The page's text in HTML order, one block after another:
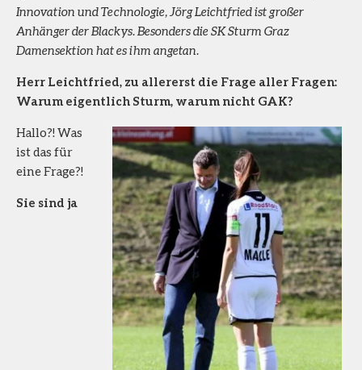
Innovation und Technologie, Jörg Leichtfried ist großer
Anhänger der Blackys. Besonders die SK Sturm Graz
Damensektion hat es ihm angetan.
Herr Leichtfried, zu allererst die Frage aller Fragen:
Warum eigentlich Sturm, warum nicht GAK?
Hallo?! Was
ist das für
eine Frage?!
Sie sind ja